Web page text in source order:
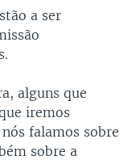
a ser
alguns que
iremos
falamos sobre
sobre a